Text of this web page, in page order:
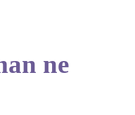
ne